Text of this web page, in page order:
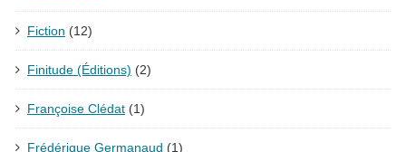
Fiction (12)
Finitude (Éditions) (2)
Françoise Clédat (1)
Frédérique Germanaud (1)